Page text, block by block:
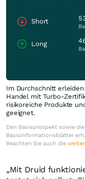
Short
Long
Im Durchschnitt
Handel mit Turbo-
risikoreiche Produkte
geeignet.
Den Basisprospekt sowie
Basisinformationsblätter
Beachten Sie auch die
„Mit Druid